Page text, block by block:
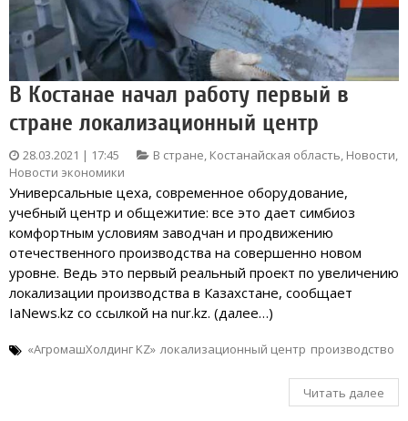
В Костанае начал работу первый в
стране локализационный центр
28.03.2021 | 17:45 В стране, Костанайская область, Новости,
Новости экономики
Универсальные цеха, современное оборудование,
учебный центр и общежитие: все это дает симбиоз
комфортным условиям заводчан и продвижению
отечественного производства на совершенно новом
уровне. Ведь это первый реальный проект по увеличению
локализации производства в Казахстане, сообщает
IaNews.kz со ссылкой на nur.kz. (далее…)
«АгромашХолдинг KZ» локализационный центр производство
Читать далее